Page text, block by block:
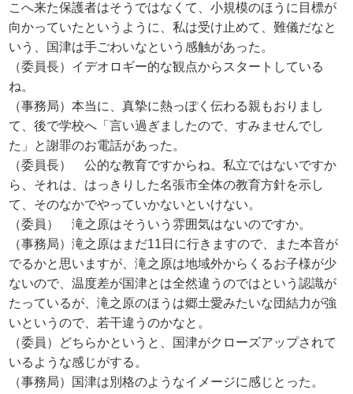
こへ来た保護者はそうではなくて、小規模のほうに目標が
向かっていたというように、私は受け止めて、難儀だなと
いう、国津は手ごわいなという感触があった。
（委員長）イデオロギー的な観点からスタートしている
ね。
（事務局）本当に、真摯に熱っぽく伝わる親もおりまし
て、後で学校へ「言い過ぎましたので、すみませんでし
た」と謝罪のお電話があった。
（委員長） 公的な教育ですからね。私立ではないですか
ら、それは、はっきりした名張市全体の教育方針を示し
て、そのなかでやっていかないといけない。
（委員） 滝之原はそういう雰囲気はないのですか。
（事務局）滝之原はまだ11日に行きますので、また本音が
でるかと思いますが、滝之原は地域外からくるお子様が少
ないので、温度差が国津とは全然違うのではという認識が
たっているが、滝之原のほうは郷土愛みたいな団結力が強
いというので、若干違うのかなと。
（委員）どちらかというと、国津がクローズアップされて
いるような感じがする。
（事務局）国津は別格のようなイメージに感じとった。